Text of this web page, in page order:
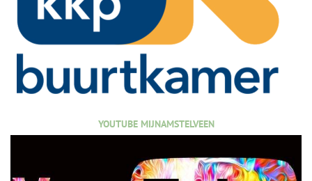
YOUTUBE MIJNAMSTELVEEN